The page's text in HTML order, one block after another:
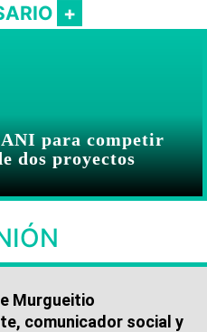
para competir
dos proyectos
Murgueitio
comunicador social y